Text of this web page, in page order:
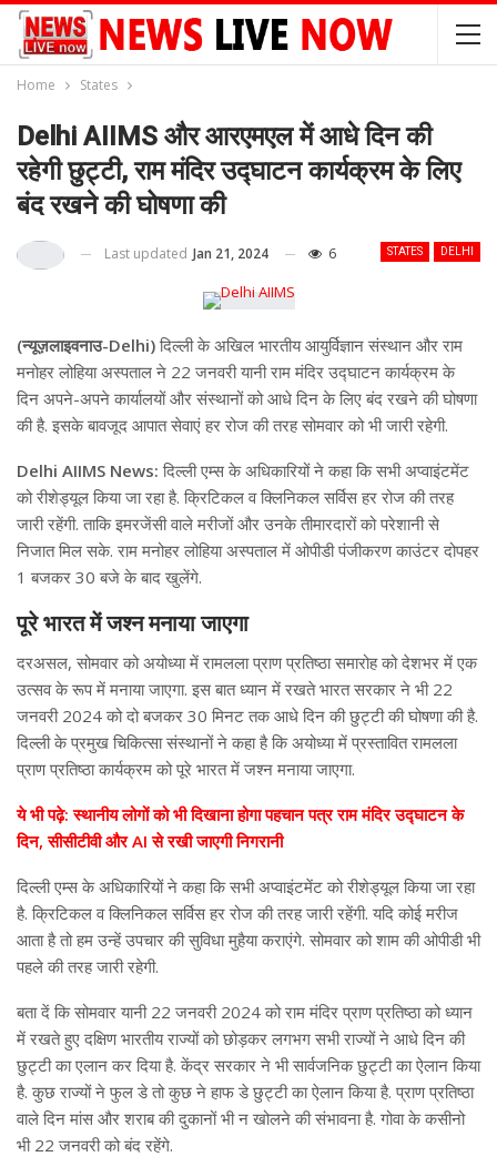
Home States
Delhi AIIMS और आरएमएल में आधे दिन की
रहेगी छुट्टी, राम मंदिर उद्घाटन कार्यक्रम के लिए
बंद रखने की घोषणा की
STATES DELHI
Last updated Jan 21, 2024 6
(न्यूज़लाइवनाउ-Delhi)दिल्ली के अखिल भारतीय आयुर्विज्ञान संस्थान और राम
मनोहर लोहिया अस्पताल ने 22 जनवरी यानी राम मंदिर उद्घाटन कार्यक्रम के
दिन अपने-अपने कार्यालयों और संस्थानों को आधे दिन के लिए बंद रखने की घोषणा
की है. इसके बावजूद आपात सेवाएं हर रोज की तरह सोमवार को भी जारी रहेगी.
Delhi AIIMS News:दिल्ली एम्स के अधिकारियों ने कहा कि सभी अप्वाइंटमेंट
को रीशेड्यूल किया जा रहा है. क्रिटिकल व क्लिनिकल सर्विस हर रोज की तरह
जारी रहेंगी. ताकि इमरजेंसी वाले मरीजों और उनके तीमारदारों को परेशानी से
निजात मिल सके. राम मनोहर लोहिया अस्पताल में ओपीडी पंजीकरण काउंटर दोपहर
1 बजकर 30 बजे के बाद खुलेंगे.
पूरे भारत में जश्न मनाया जाएगा
दरअसल, सोमवार को अयोध्या में रामलला प्राण प्रतिष्ठा समारोह को देशभर में एक
उत्सव के रूप में मनाया जाएगा. इस बात ध्यान में रखते भारत सरकार ने भी 22
जनवरी 2024 को दो बजकर 30 मिनट तक आधे दिन की छुट्टी की घोषणा की है.
दिल्ली के प्रमुख चिकित्सा संस्थानों ने कहा है कि अयोध्या में प्रस्तावित रामलला
प्राण प्रतिष्ठा कार्यक्रम को पूरे भारत में जश्न मनाया जाएगा.
ये भी पढ़े: स्थानीय लोगों को भी दिखाना होगा पहचान पत्र राम मंदिर उद्घाटन के
दिन, सीसीटीवी और AI से रखी जाएगी निगरानी
दिल्ली एम्स के अधिकारियों ने कहा कि सभी अप्वाइंटमेंट को रीशेड्यूल किया जा रहा
है. क्रिटिकल व क्लिनिकल सर्विस हर रोज की तरह जारी रहेंगी. यदि कोई मरीज
आता है तो हम उन्हें उपचार की सुविधा मुहैया कराएंगे. सोमवार को शाम की ओपीडी भी
पहले की तरह जारी रहेगी.
बता दें कि सोमवार यानी 22 जनवरी 2024 को राम मंदिर प्राण प्रतिष्ठा को ध्यान
में रखते हुए दक्षिण भारतीय राज्यों को छोड़कर लगभग सभी राज्यों ने आधे दिन की
छुट्टी का एलान कर दिया है. केंद्र सरकार ने भी सार्वजनिक छुट्टी का ऐलान किया
है. कुछ राज्यों ने फुल डे तो कुछ ने हाफ डे छुट्टी का ऐलान किया है. प्राण प्रतिष्ठा
वाले दिन मांस और शराब की दुकानों भी न खोलने की संभावना है. गोवा के कसीनो
भी 22 जनवरी को बंद रहेंगे.